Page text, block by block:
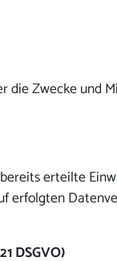
die Zwecke und
erteilte
erfolgten
DSGVO)